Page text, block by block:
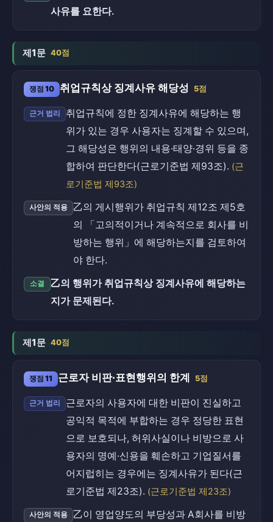
사유를 요한다.
제1문 40점
쟁점 10 취업규칙상 징계사유 해당성 5점
근거 법리
취업규칙에 정한 징계사유에 해당하는 행
위가 있는 경우 사용자는 징계할 수 있으며,
그 해당성은 행위의 내용·태양·경위 등을 종
합하여 판단한다(근로기준법 제93조). (근
로기준법 제93조)
사안의 적용
乙의 게시행위가 취업규칙 제12조 제5호
의 「고의적이거나 계속적으로 회사를 비
방하는 행위」에 해당하는지를 검토하여
야 한다.
소결
乙의 행위가 취업규칙상 징계사유에 해당하는
지가 문제된다.
제1문 40점
쟁점 11 근로자 비판·표현행위의 한계 5점
근거 법리
근로자의 사용자에 대한 비판이 진실하고
공익적 목적에 부합하는 경우 정당한 표현
으로 보호되나, 허위사실이나 비방으로 사
용자의 명예·신용을 훼손하고 기업질서를
어지럽히는 경우에는 징계사유가 된다(근
로기준법 제23조). (근로기준법 제23조)
사안의 적용 乙이 영업양도의 부당성과 A회사를 비방